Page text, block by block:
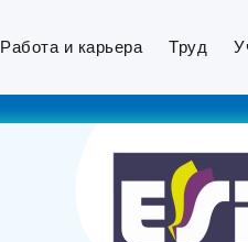
Работа и карьера Труд